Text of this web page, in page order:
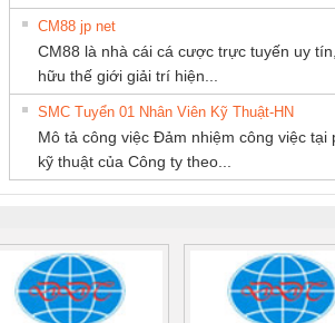
sát chuỗi
tấm pin
16I+
(2502520000)
Bộ chỉnh lưu nguồn
điện TRANSCLINIC
BKE 1K5.4
(7791400879)2. Giá
Nẹp
TNHH TM QC
Miền
MEKONG MARINE
SUPPLY
CM88 jp net
CM88 là nhà cái cá cược trực tuyến uy
hữu thế giới giải trí hiện...
SMC Tuyển 01 Nhân Viên Kỹ Thuật-HN
Mô tả công việc Đảm nhiệm công việc tại
kỹ thuật của Công ty theo...